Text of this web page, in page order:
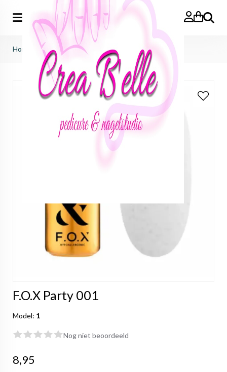
Zoeken
Home F.O.X Party 001
F.O.X Party 001
Model: 1
Nog niet beoordeeld
8,95